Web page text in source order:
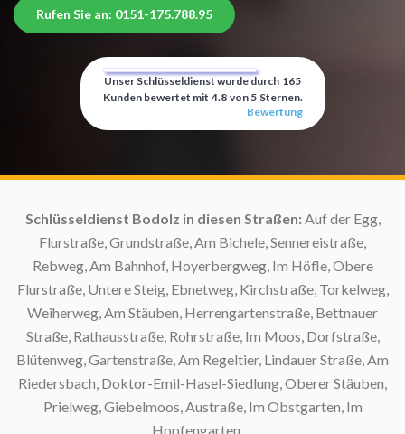
Rufen Sie an: 0151-175.788.95
Unser Schlüsseldienst wurde durch 165
Kunden bewertet mit 4.8 von 5 Sternen.
Bewertung
Schlüsseldienst Bodolz in diesen Straßen:Auf der Egg,
Flurstraße, Grundstraße, Am Bichele, Sennereistraße,
Rebweg, Am Bahnhof, Hoyerbergweg, Im Höfle, Obere
Flurstraße, Untere Steig, Ebnetweg, Kirchstraße, Torkelweg,
Weiherweg, Am Stäuben, Herrengartenstraße, Bettnauer
Straße, Rathausstraße, Rohrstraße, Im Moos, Dorfstraße,
Blütenweg, Gartenstraße, Am Regeltier, Lindauer Straße, Am
Riedersbach, Doktor-Emil-Hasel-Siedlung, Oberer Stäuben,
Prielweg, Giebelmoos, Austraße, Im Obstgarten, Im
Hopfengarten, ...